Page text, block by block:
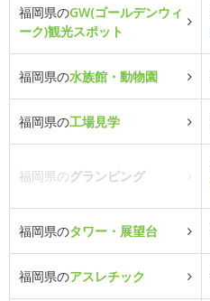
福岡県のGW(ゴールデンウィ
ーク)観光スポット
福岡県の水族館・動物園
福岡県の工場見学
福岡県のグランピング
福岡県のタワー・展望台
福岡県のアスレチック